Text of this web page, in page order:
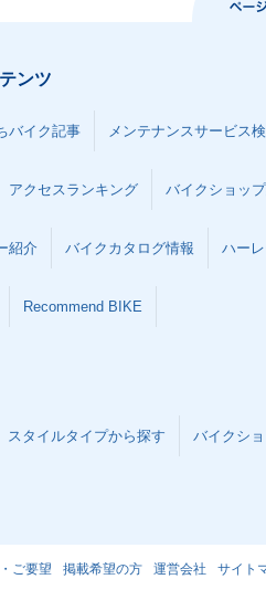
ンツ
バイク記事 メンテナンスサービス
アクセスランキング バイクショッ
紹介 バイクカタログ情報 ハー
Recommend BIKE
スタイルタイプから探す バイクシ
ご要望 掲載希望の方 運営会社 サイト